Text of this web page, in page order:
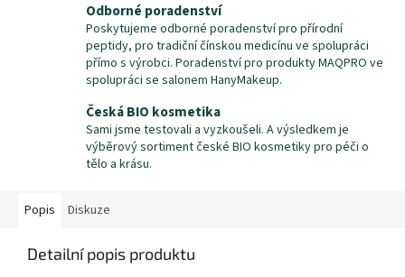
Odborné poradenství
Poskytujeme odborné poradenství pro přírodní
peptidy, pro tradiční čínskou medicínu ve spolupráci
přímo s výrobci. Poradenství pro produkty MAQPRO ve
spolupráci se salonem HanyMakeup.
Česká BIO kosmetika
Sami jsme testovali a vyzkoušeli. A výsledkem je
výběrový sortiment české BIO kosmetiky pro péči o
tělo a krásu.
Popis Diskuze
Detailní popis produktu